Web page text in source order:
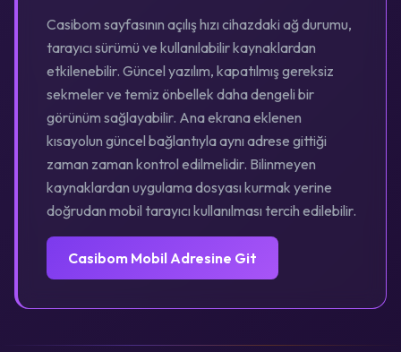
Casibom sayfasının açılış hızı cihazdaki ağ durumu,
tarayıcı sürümü ve kullanılabilir kaynaklardan
etkilenebilir. Güncel yazılım, kapatılmış gereksiz
sekmeler ve temiz önbellek daha dengeli bir
görünüm sağlayabilir. Ana ekrana eklenen
kısayolun güncel bağlantıyla aynı adrese gittiği
zaman zaman kontrol edilmelidir. Bilinmeyen
kaynaklardan uygulama dosyası kurmak yerine
doğrudan mobil tarayıcı kullanılması tercih edilebilir.
Casibom Mobil Adresine Git